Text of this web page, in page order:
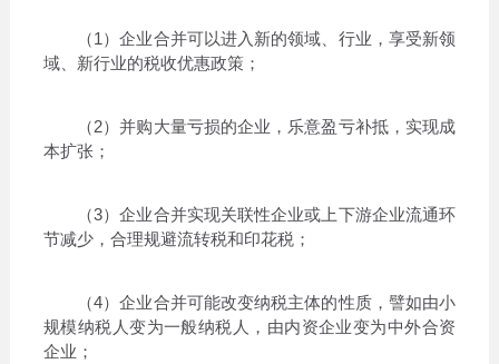
（1）企业合并可以进入新的领域、行业，享受新领
域、新行业的税收优惠政策；
（2）并购大量亏损的企业，乐意盈亏补抵，实现成
本扩张；
（3）企业合并实现关联性企业或上下游企业流通环
节减少，合理规避流转税和印花税；
（4）企业合并可能改变纳税主体的性质，譬如由小
规模纳税人变为一般纳税人，由内资企业变为中外合资
企业；